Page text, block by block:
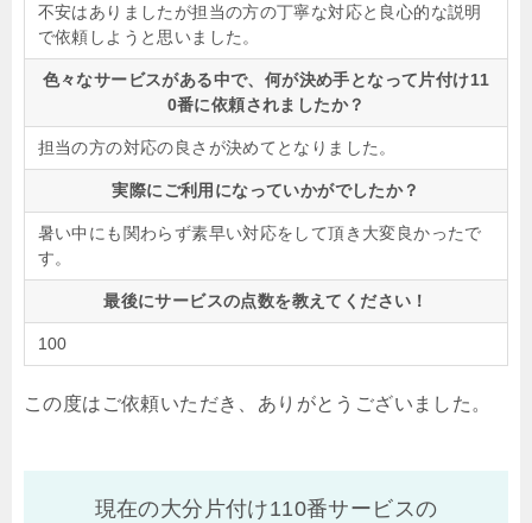
不安はありましたが担当の方の丁寧な対応と良心的な説明
で依頼しようと思いました。
色々なサービスがある中で、何が決め手となって片付け11
0番に依頼されましたか？
担当の方の対応の良さが決めてとなりました。
実際にご利用になっていかがでしたか？
暑い中にも関わらず素早い対応をして頂き大変良かったで
す。
最後にサービスの点数を教えてください！
100
この度はご依頼いただき、ありがとうございました。
現在の大分片付け110番サービスの